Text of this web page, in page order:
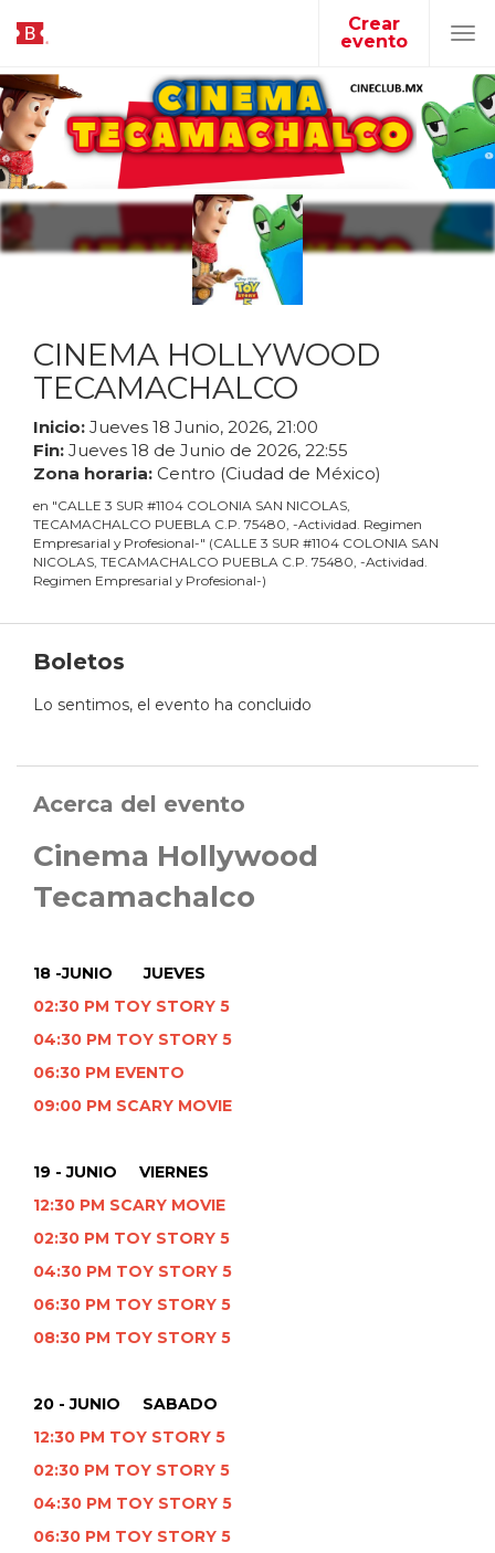
Crear
evento
CINEMA HOLLYWOOD
TECAMACHALCO
Inicio: Jueves 18 Junio, 2026, 21:00
Fin: Jueves 18 de Junio de 2026, 22:55
Zona horaria: Centro (Ciudad de México)
en "CALLE 3 SUR #1104 COLONIA SAN NICOLAS,
TECAMACHALCO PUEBLA C.P. 75480, -Actividad. Regimen
Empresarial y Profesional-" (CALLE 3 SUR #1104 COLONIA SAN
NICOLAS, TECAMACHALCO PUEBLA C.P. 75480, -Actividad.
Regimen Empresarial y Profesional-)
Boletos
Lo sentimos, el evento ha concluido
Acerca del evento
Cinema Hollywood
Tecamachalco
18 -JUNIO JUEVES
02:30 PM TOY STORY 5
04:30 PM TOY STORY 5
06:30 PM EVENTO
09:00 PM SCARY MOVIE
19 - JUNIO VIERNES
12:30 PM SCARY MOVIE
02:30 PM TOY STORY 5
04:30 PM TOY STORY 5
06:30 PM TOY STORY 5
08:30 PM TOY STORY 5
20 - JUNIO SABADO
12:30 PM TOY STORY 5
02:30 PM TOY STORY 5
04:30 PM TOY STORY 5
06:30 PM TOY STORY 5